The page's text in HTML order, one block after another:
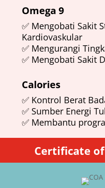
Omega 9
✅ Mengobati Sakit
Kardiovaskular
✅ Mengurangi
✅ Mengobati Sakit
Calories
✅ Kontrol Berat
✅ Sumber Energi
✅ Membantu
Certificate of